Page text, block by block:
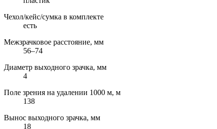
Чехол/кейс/сумка в комплекте
есть
Межзрачковое расстояние, мм
56–74
Диаметр выходного зрачка, мм
4
Поле зрения на удалении 1000 м, м
138
Вынос выходного зрачка, мм
18